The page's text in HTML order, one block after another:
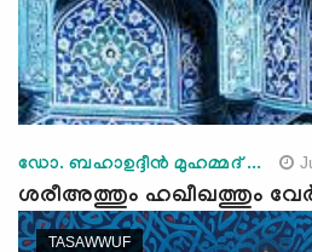
ഡോ. ബഹാഉദ്ദീന്‍ മുഹമ്മദ് ...
ശരീഅത്തും ഹഖീഖത്തും
TASAWWUF